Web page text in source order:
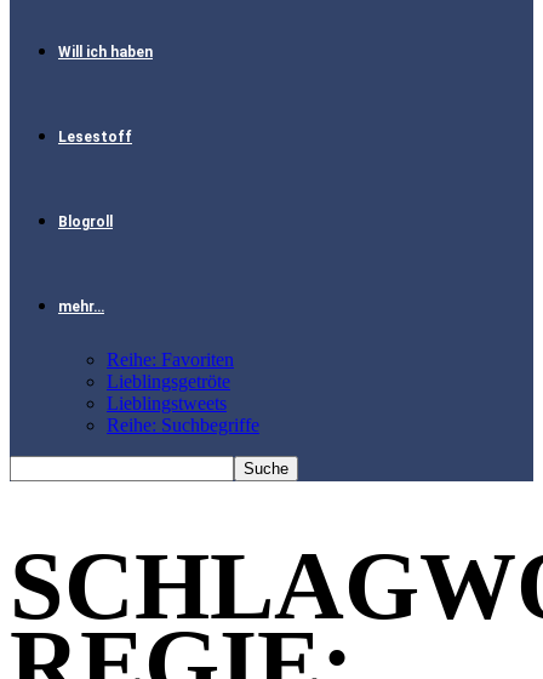
Will ich haben
Lesestoff
Blogroll
mehr…
Reihe: Favoriten
Lieblingsgetröte
Lieblingstweets
Reihe: Suchbegriffe